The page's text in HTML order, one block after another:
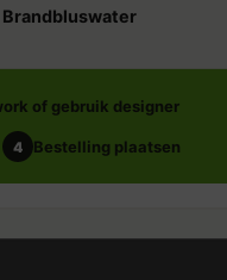
of gebruik designer
4 Bestelling plaatsen